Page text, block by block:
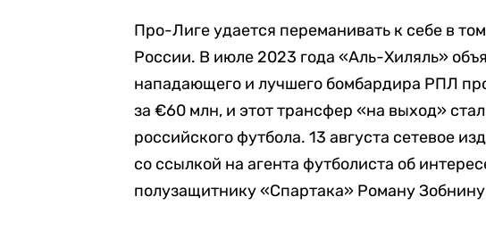
Про-Лиге удается переманивать к себе в
России. В июле 2023 года «Аль-Хиляль»
нападающего и лучшего бомбардира РПЛ
за €60 млн, и этот трансфер «на выход»
российского футбола. 13 августа сетевое
со ссылкой на агента футболиста об
полузащитнику «Спартака» Роману